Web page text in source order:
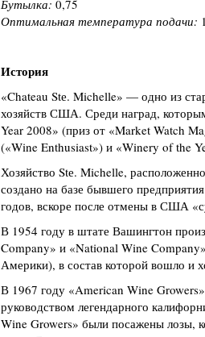
Бутылка: 0,75
Оптимальная температура подачи:
История
«Chateau Stе. Michelle» — одно из
хозяйств США. Среди наград,
Year 2008» (приз от «Market Watch
(«Wine Enthusiast») и «Winery of the
Хозяйство Stе. Michelle,
создано на базе бывшего
годов, вскоре после отмены в США
В 1954 году в штате Вашингтон
Company» и «National Wine
Америки), в состав которой вошло и
В 1967 году «American Wine
руководством легендарного
Wine Growers» были посажены лозы,